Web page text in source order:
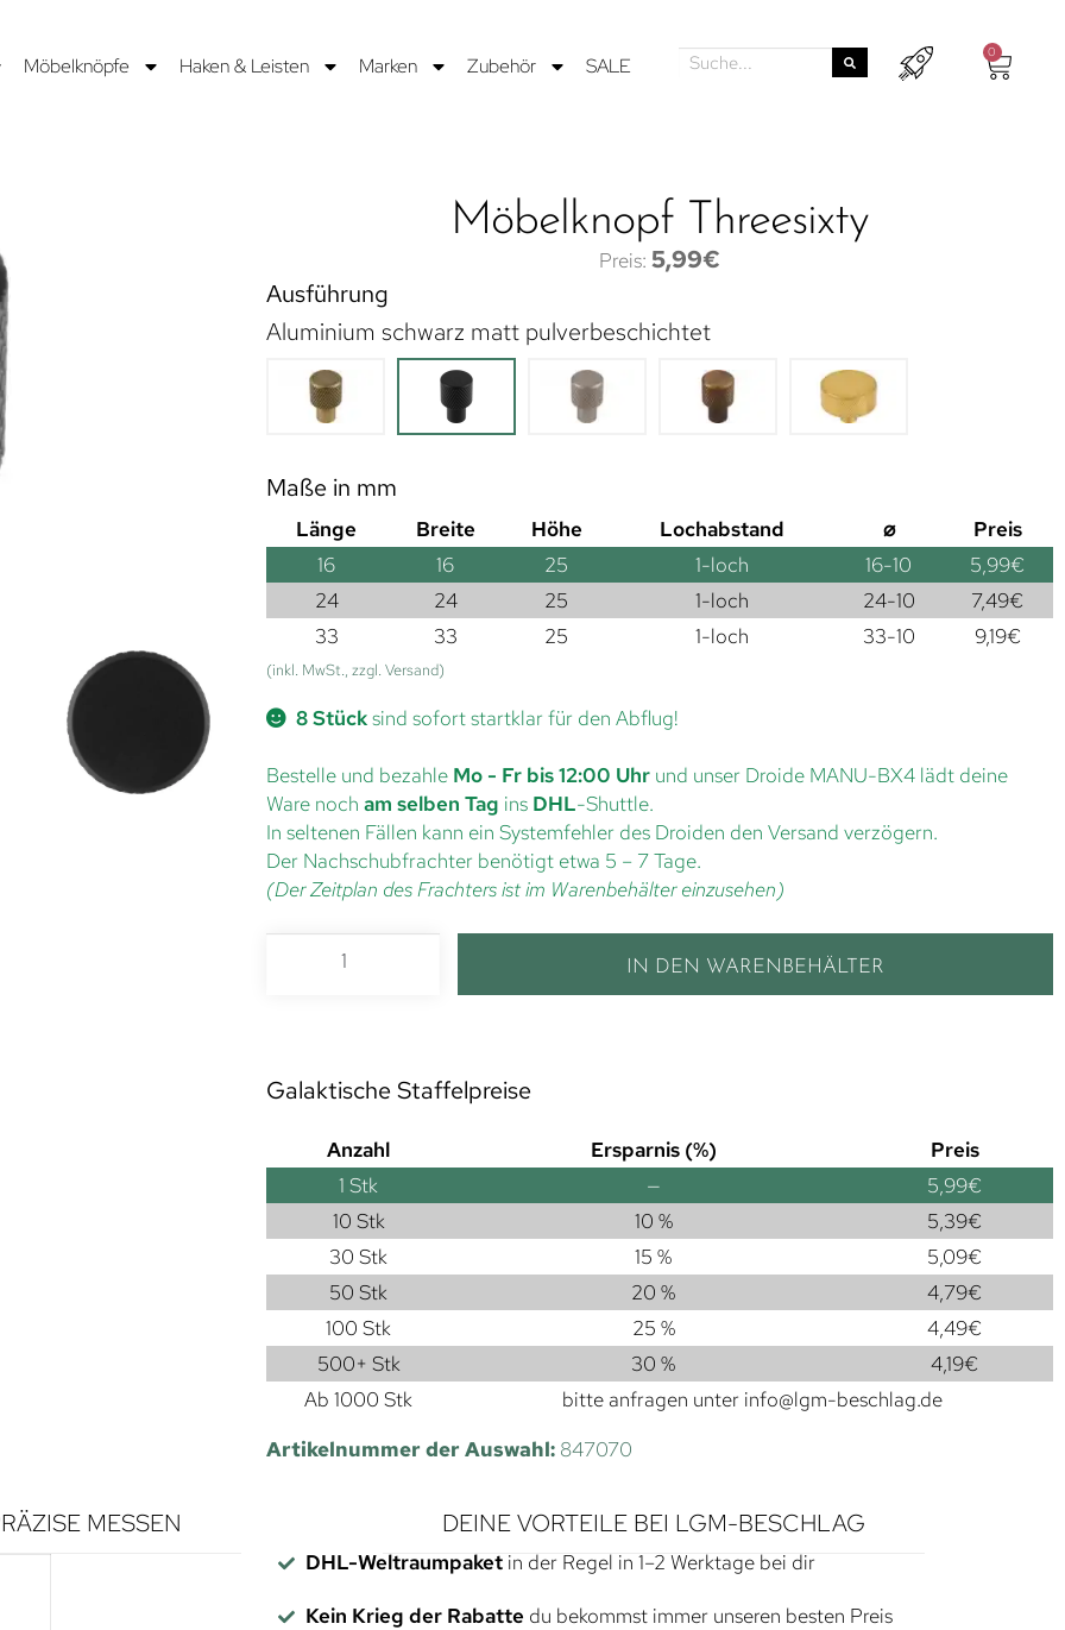
Möbelknöpfe Haken & Leisten Marken Zubehör SALE
0
Möbelknopf Threesixty
5,99€
Ausführung
Aluminium schwarz matt pulverbeschichtet
Maße in mm
Länge Breite Höhe Lochabstand ⌀
Preis
16
16 25 1-loch 16-10 5,99€
24
24 25 1-loch 24-10 7,49€
33
33 25 1-loch 33-10 9,19€
(inkl. MwSt., zzgl. Versand)
8 Stücksind sofort startklar für den Abflug!
Bestelle und bezahle Mo - Fr bis 12:00 Uhr und unser Droide MANU-BX4 lädt deine
Ware noch am selben Tag ins DHL-Shuttle.
In seltenen Fällen kann ein Systemfehler des Droiden den Versand verzögern.
Der Nachschubfrachter benötigt etwa 5 – 7 Tage.
(Der Zeitplan des Frachters ist im Warenbehälter einzusehen)
IN DEN WARENBEHÄLTER
Galaktische Staffelpreise
Anzahl Ersparnis (%)
Preis
1 Stk — 5,99€
10 Stk
10 % 5,39€
30 Stk
15 % 5,09€
50 Stk
20 % 4,79€
100 Stk
25 % 4,49€
500+ Stk
30 % 4,19€
Ab 1000 Stk
bitte anfragen unter info@lgm-beschlag.de
Artikelnummer der Auswahl: 847070
MESSEN DEINE VORTEILE BEI LGM-BESCHLAG
DHL-Weltraumpaketin der Regel in 1–2 Werktage bei dir
Kein Krieg der Rabatte du bekommst immer unseren besten Preis